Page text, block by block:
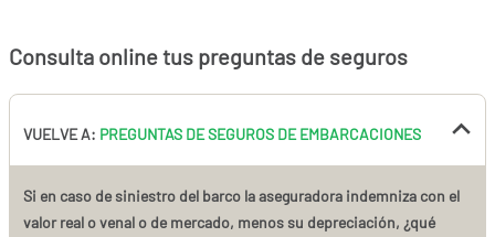
Consulta online tus preguntas de seguros
VUELVE A: PREGUNTAS DE SEGUROS DE EMBARCACIONES
Si en caso de siniestro del barco la aseguradora indemniza con el
valor real o venal o de mercado, menos su depreciación, ¿qué